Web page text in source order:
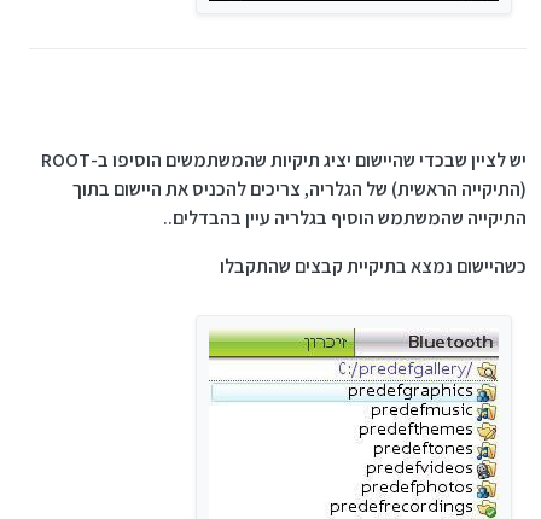
יש לציין שבכדי שהיישום יציג תיקיות שהמשתמשים הוסיפו ב-ROOT
(התיקייה הראשית) של הגלריה, צריכים להכניס את היישום בתוך
התיקייה שהמשתמש הוסיף בגלריה עיין בהבדלים..
כשהיישום נמצא בתיקיית קבצים שהתקבלו